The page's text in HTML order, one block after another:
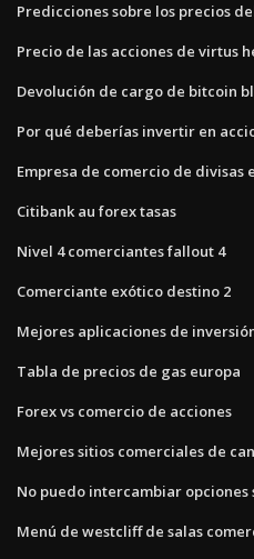
Predicciones sobre los precios
Precio de las acciones de virtus
Devolución de cargo de bitcoin
Por qué deberías invertir en
Empresa de comercio de divisas
Citibank au forex tasas
Nivel 4 comerciantes fallout 4
Comerciante exótico destino 2
Mejores aplicaciones de
Tabla de precios de gas europa
Forex vs comercio de acciones
Mejores sitios comerciales de
No puedo intercambiar
Menú de westcliff de salas